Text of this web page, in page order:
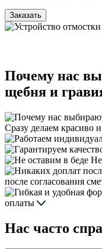
Заказать
Почему нас
щебня и
Сразу делаем красиво
Не
после согласования
оплаты
Нас часто